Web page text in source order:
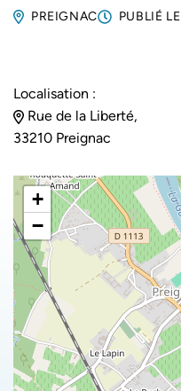
PREIGNAC
PUBLIÉ LE
Localisation :
Rue de la Liberté,
33210 Preignac
+
−